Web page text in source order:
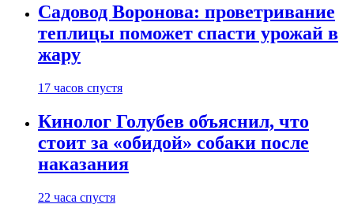
Садовод Воронова: проветривание
теплицы поможет спасти урожай в
жару
17 часов спустя
Кинолог Голубев объяснил, что
стоит за «обидой» собаки после
наказания
22 часа спустя